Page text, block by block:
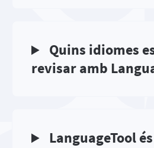
Quins idiomes
revisar amb
LanguageTool és